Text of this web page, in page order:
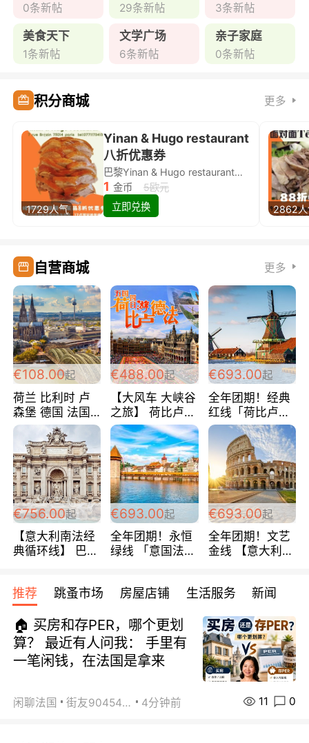
0条新帖 29条新帖 3条新帖
美食天下
1条新帖
文学广场
6条新帖
亲子家庭
0条新帖
积分商城 更多
1729人气
Yinan & Hugo restaurant
八折优惠券
巴黎Yinan & Hugo restaurant除简餐类全场8折
1 金币
5欧元
立即兑换
2862
自营商城 更多
€108.00起
荷兰 比利时 卢
森堡 德国 法国
超爽玩遍西欧 循
环线 全程四星宾
馆 108欧/人/天
€488.00起
【大风车 大峡谷
之旅】 荷比卢德
法 巴黎上下 经
典五国四日游
488欧/人
€693.00起
全年团期！经典
红线「荷比卢德
法」七天循环 五
国 仅售99欧/人/
天！巴黎上下！
包拼房~
€756.00起
【意大利南法经
典循环线】 巴黎
宾馆 108欧/天起
全程756欧/位
€693.00起
全年团期！永恒
绿线 「意国法
欧/天起 ~包拼房
€693.00起
全年团期！文艺
金线 【意大利一
每周铁发！
推荐 跳蚤市场 房屋店铺 生活服务 新闻
🏠 买房和存PER，哪个更划
算？ 最近有人问我： 手里有
一笔闲钱，在法国是拿来
闲聊法国 街友90454511 4分钟前 11 0